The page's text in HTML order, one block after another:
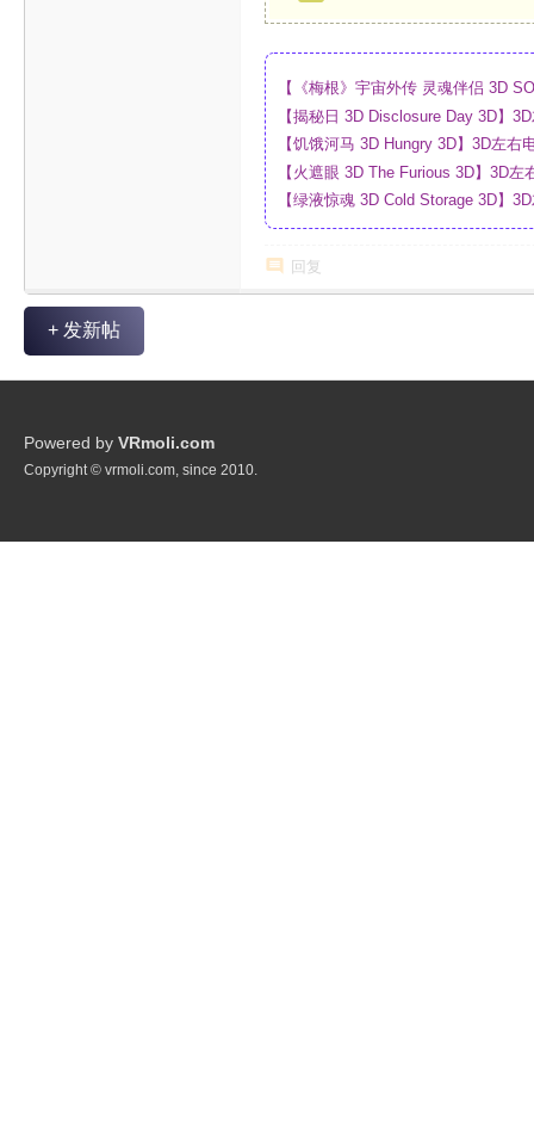
【《梅根》宇宙外传 灵魂伴侣 3D
_4K_高清蓝光压制_网盘
【揭秘日 3D Disclosure Day 3D】
制_网盘
【饥饿河马 3D Hungry 3D】3D左
【火遮眼 3D The Furious 3D】3D
网盘
【绿液惊魂 3D Cold Storage 3D】
回复
+ 发新帖
Powered by VRmoli.com
Copyright © vrmoli.com, since 2010.